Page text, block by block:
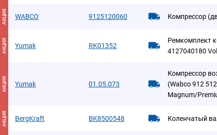
АКЦИЯ WABCO 9125120060 Компрессор
АКЦИЯ Yumak RK01352
Ремкомплект
4127040180
АКЦИЯ Yumak 01.05.073
Компрессор
(Wabco 912
Magnum/
АКЦИЯ BergKraft BK8500548 Коленчатый